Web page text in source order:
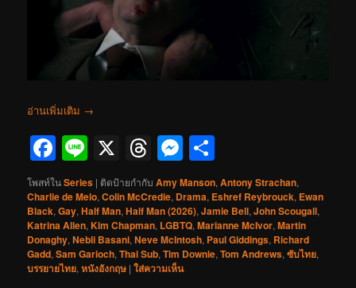
อ่านเพิ่มเติม →
Facebook
Line
X Threads
Messenger
โพสท์ในSeries | ติดป้ายกำกับ Amy Manson,Antony Strachan,
Charlie de Melo,Colin McCredie, Drama, Eshref Reybrouck, Ewan
Black,Gay,Half Man,Half Man (2026),Jamie Bell,John Scougall,
Katrina Allen,Kim Chapman, LGBTQ,Marianne McIvor,Martin
Donaghy,Nebli Basani,Neve McIntosh, Paul Giddings, Richard
Gadd,Sam Garioch,Thai Sub,Tim Downie,Tom Andrews,ซับไทย,
บรรยายไทย,หนังอังกฤษ |ใส่ความเห็น